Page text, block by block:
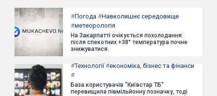
#Погода #Навколишнє середовище
#метеорологія
На Закарпатті очікується похолодання:
після спекотних +38° температура почне
знижуватися.
#Технології#економіка, бізнес та фінанси
#
База користувачів "Київстар ТБ"
перевищила півмільйонну позначку, тоді